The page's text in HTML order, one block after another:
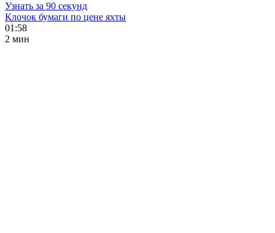
Узнать за 90 секунд
Клочок бумаги по цене яхты
01:58
2 мин